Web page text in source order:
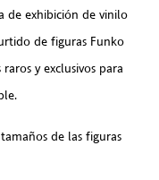
de exhibición de vinilo
de figuras Funko
y exclusivos para
tamaños de las figuras